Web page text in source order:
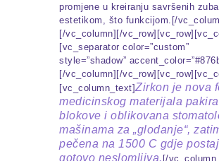
promjene u kreiranju savršenih
estetikom, što funkcijom.[/
[/vc_column][/
[vc_separator color=”custom”
style=”shadow”
[/vc_column][/
[vc_column_text]Zirkon je nova
medicinskog materijala
blokove i oblikovana
mašinama za „glodanje“,
pečena na 1500 C gdje
gotovo neslomljiva. [/